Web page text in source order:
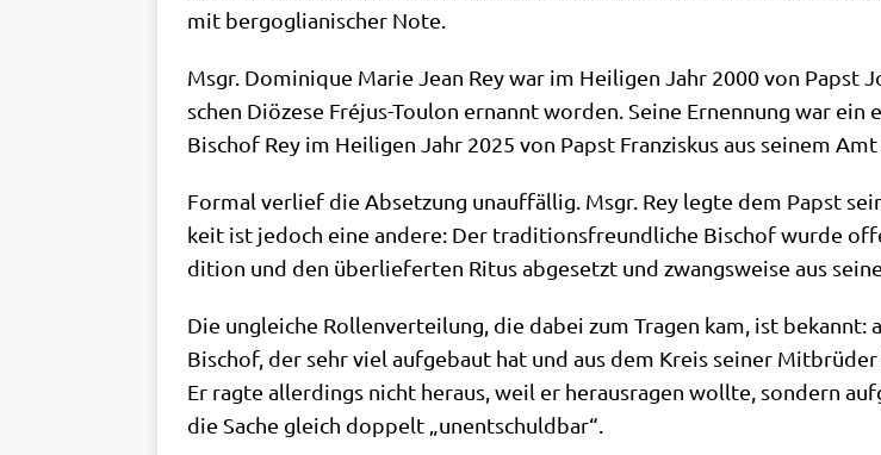
mit berg­o­glia­ni­scher Note.
Msgr. Domi­ni­que Marie Jean Rey war im Hei­li­gen Jahr 2000 von Papst
schen Diö­ze­se Fré­jus-Tou­lon ernannt wor­den. Sei­ne Ernen­nung war
Bischof Rey im Hei­li­gen Jahr 2025 von Papst Fran­zis­kus aus sei­nem
For­mal ver­lief die Abset­zung unauf­fäl­lig. Msgr. Rey leg­te dem Papst
keit ist jedoch eine ande­re: Der tra­di­ti­ons­freund­li­che Bischof wur­de
di­ti­on und den über­lie­fer­ten Ritus abge­setzt und zwangs­wei­se aus
Die unglei­che Rol­len­ver­tei­lung, die dabei zum Tra­gen kam, ist
Bischof, der sehr viel auf­ge­baut hat und aus dem Kreis sei­ner
Er rag­te aller­dings nicht her­aus, weil er her­aus­ra­gen woll­te, son­dern
die Sache gleich dop­pelt „unent­schuld­bar“.